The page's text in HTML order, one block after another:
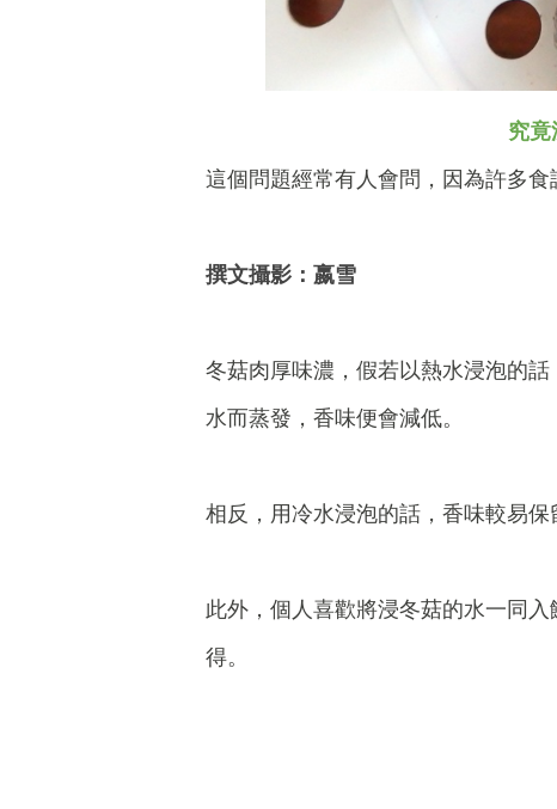
究竟
這個問題經常有人會問，因為許多
撰文攝影：嬴雪
冬菇肉厚味濃，假若以熱水浸泡的
水而蒸發，香味便會減低。
相反，用冷水浸泡的話，香味較易保
此外，個人喜歡將浸冬菇的水一同
得。